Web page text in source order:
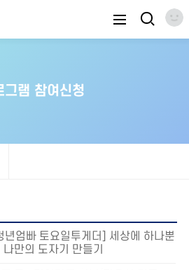
그램 참여신청
년엄빠 토요일투게더] 세상에 하나뿐
나만의 도자기 만들기